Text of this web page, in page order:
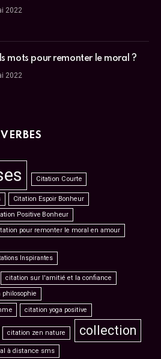
2022
mots pour remonter le moral ?
2022
Citation Courte
Citation Espoir Bonheur
Positive Bonheur
pour remonter le moral en amour
Inspirantes
citation sur l'amitié et la confiance
citation yoga positive
citation zen nature collection
à distance sms